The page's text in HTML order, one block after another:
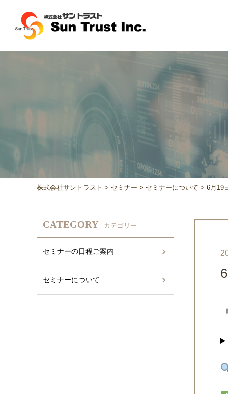
株式会社サントラスト > セミナー > セミナーについて > 6月19
CATEGORY カテゴリー
セミナーの日程ご案内
セミナーについて